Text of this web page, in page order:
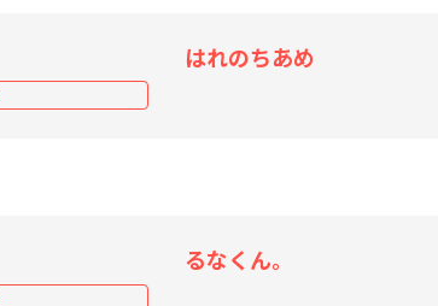
はれのちあめ
るなくん。